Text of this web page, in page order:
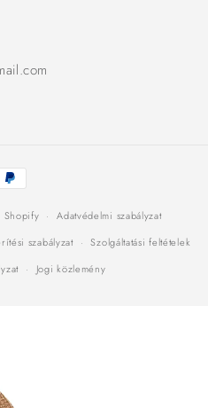
Shopify
Adatvédelmi szabályzat
szabályzat
Szolgáltatási feltételek
Jogi közlemény